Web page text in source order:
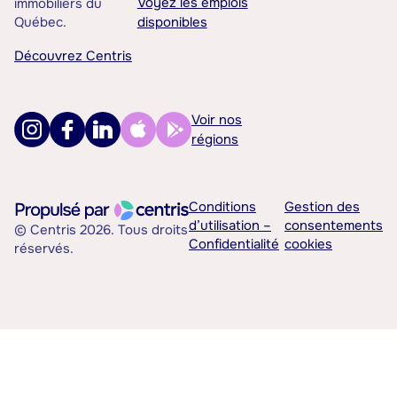
Québec.
Découvrez Centris
disponibles
Voir nos
régions
© Centris 2026. Tous droits
réservés.
Conditions
d’utilisation –
Confidentialité
Gestion des
consentements
cookies